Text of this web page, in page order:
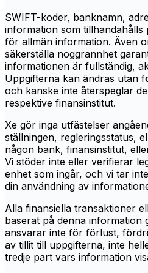
SWIFT-koder, banknamn,
information som tillhandahålls
för allmän information. Även
säkerställa noggrannhet
informationen är fullständig,
Uppgifterna kan ändras utan
och kanske inte återspeglar
respektive finansinstitut.
Xe gör inga utfästelser
ställningen, regleringsstatus,
någon bank, finansinstitut,
Vi stöder inte eller verifierar
enhet som ingår, och vi tar
din användning av
Alla finansiella transaktioner
baserat på denna information
ansvarar inte för förlust,
av tillit till uppgifterna, inte
tredje part vars information